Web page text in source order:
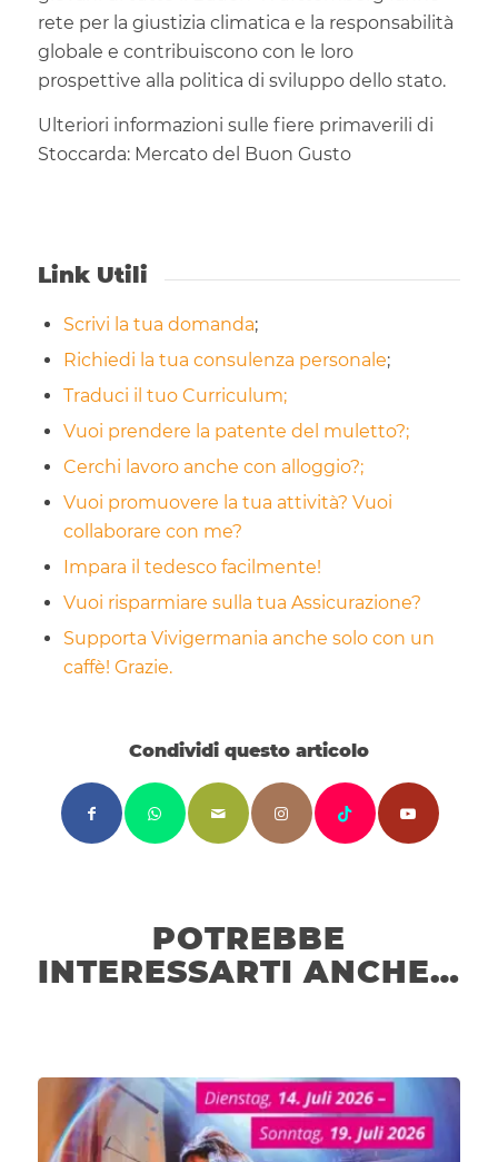
rete per la giustizia climatica e la responsabilità
globale e contribuiscono con le loro
prospettive alla politica di sviluppo dello stato.
Ulteriori informazioni sulle fiere primaverili di
Stoccarda: Mercato del Buon Gusto
Link Utili
Scrivi la tua domanda;
Richiedi la tua consulenza personale;
Traduci il tuo Curriculum;
Vuoi prendere la patente del muletto?;
Cerchi lavoro anche con alloggio?;
Vuoi promuovere la tua attività? Vuoi
collaborare con me?
Impara il tedesco facilmente!
Vuoi risparmiare sulla tua Assicurazione?
Supporta Vivigermania anche solo con un
caffè! Grazie.
Condividi questo articolo
POTREBBE
INTERESSARTI ANCHE…